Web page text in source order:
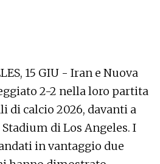
15 GIU - Iran e Nuova
2-2 nella loro partita
di calcio 2026, davanti a
di Los Angeles. I
in vantaggio due